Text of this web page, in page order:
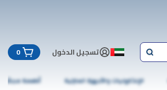
تسجيل الدخول 0
الإلكترونيات والأجهزة المنزلية أطعمة مجمّدة